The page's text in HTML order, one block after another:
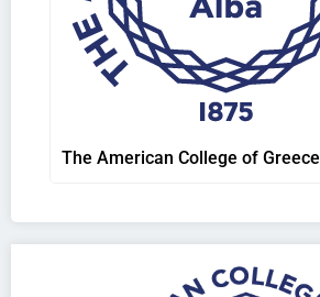
The American College of Greece